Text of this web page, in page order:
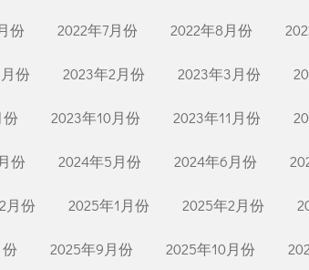
份 2022年7月份 2022年8月份
份 2023年2月份 2023年3月份
2023年10月份 2023年11月份
份 2024年5月份 2024年6月份
月份 2025年1月份 2025年2月份
2025年9月份 2025年10月份